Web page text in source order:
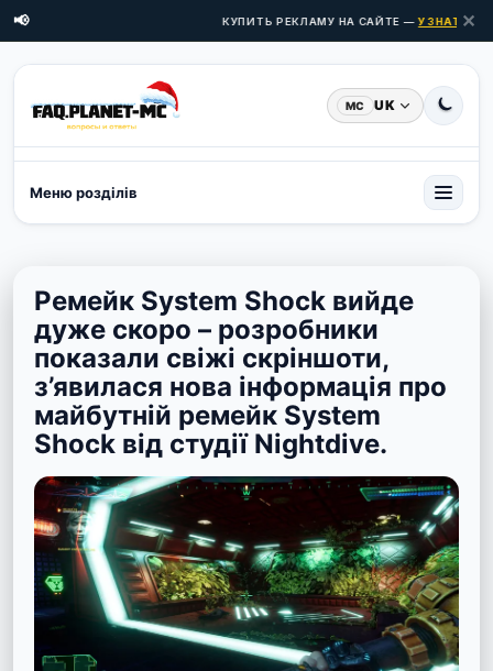
📢 КУПИТЬ РЕКЛАМУ НА САЙТЕ —УЗНАТЬ ✕
MC UK
Меню розділів
Ремейк System Shock вийде
дуже скоро – розробники
показали свіжі скріншоти,
з’явилася нова інформація про
майбутній ремейк System
Shock від студії Nightdive.